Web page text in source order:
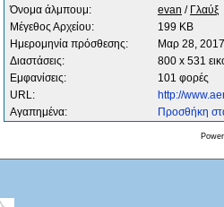
Όνομα άλμπουμ:
evan / Γλαύξ
Μέγεθος Αρχείου:
199 KB
Ημερομηνία πρόσθεσης:
Mαρ 28, 2017
Διαστάσεις:
800 x 531
Εμφανίσεις:
101 φορές
URL:
http://
Αγαπημένα:
Προσθήκη